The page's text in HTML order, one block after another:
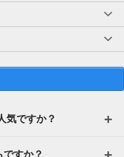
気ですか？
すか？